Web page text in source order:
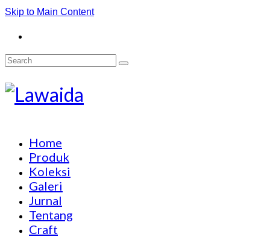
Skip to Main Content
Search
Home
Produk
Koleksi
Galeri
Jurnal
Tentang
Craft